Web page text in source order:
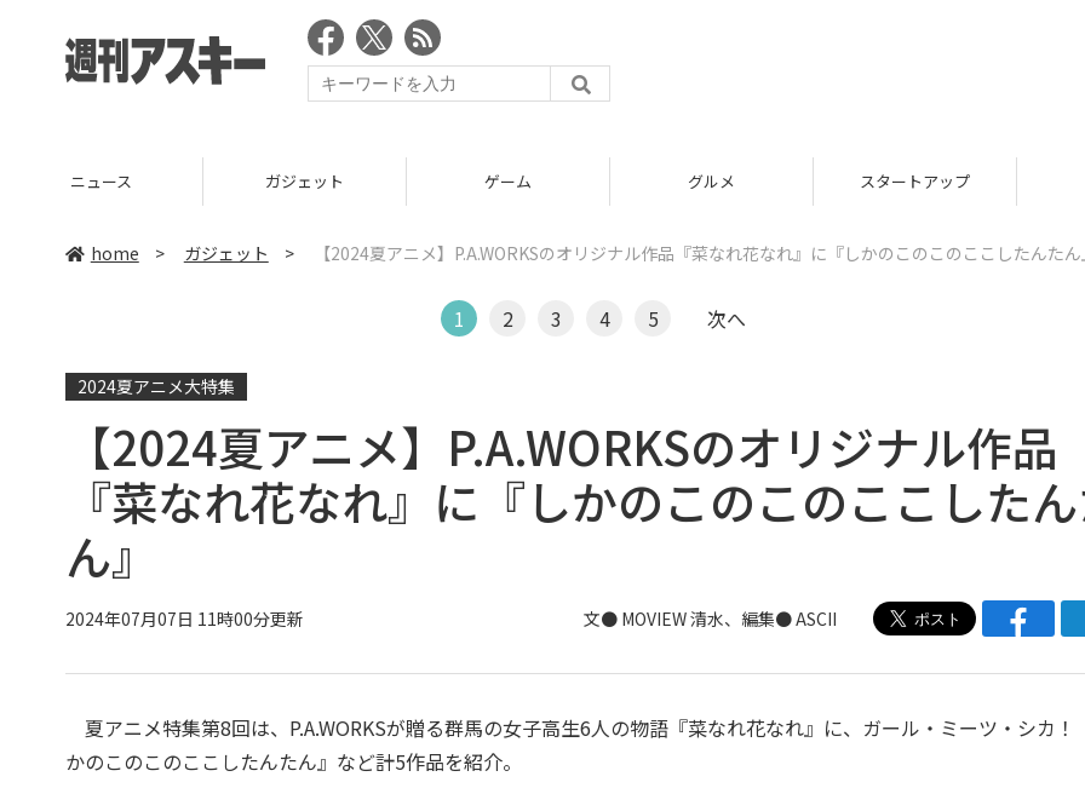
ニュース ガジェット ゲーム グルメ スタートアップ
home > ガジェット > 【2024夏アニメ】P.A.WORKSのオリジナル作品『菜なれ花なれ』に『しかのこのこのここしたんた
1 2 3 4 5 次へ
2024夏アニメ大特集
【2024夏アニメ】P.A.WORKSのオリジナル作品
『菜なれ花なれ』に『しかのこのこのここした
ん』
2024年07月07日 11時00分更新 文● MOVIEW清水、編集● ASCII
夏アニメ特集第8回は、P.A.WORKSが贈る群馬の女子高生6人の物語『菜なれ花なれ』に、ガール・ミーツ・シカ！
かのこのこのここしたんたん』など計5作品を紹介。